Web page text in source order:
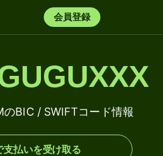
会員登録
のBIC / SWIFTコード情報
支払いを受け取る